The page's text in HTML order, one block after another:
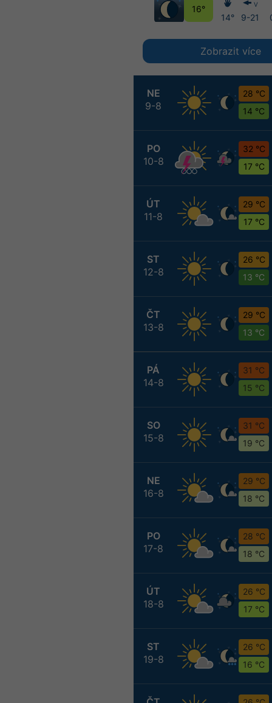
NE
9-8
28 °C
14 °C
PO
10-8
32 °C
17 °C
ÚT
11-8
29 °C
17 °C
ST
12-8
26 °C
13 °C
ČT
13-8
29 °C
13 °C
PÁ
14-8
31 °C
15 °C
SO
15-8
31 °C
19 °C
NE
16-8
29 °C
18 °C
PO
17-8
28 °C
18 °C
ÚT
18-8
26 °C
17 °C
ST
19-8
26 °C
16 °C
16°
14°
V
9-21
Zobrazit více